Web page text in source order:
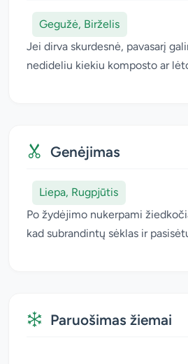
Gegužė, Birželis
Jei dirva skurdesnė, pavasarį
nedideliu kiekiu komposto ar
Genėjimas
Liepa, Rugpjūtis
Po žydėjimo nukerpami
kad subrandintų sėklas ir
Paruošimas žiemai